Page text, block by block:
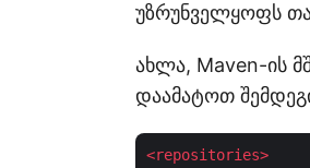
უზრუნველყოფს
ახლა, Maven-ის
დაამატოთ
<repositories>